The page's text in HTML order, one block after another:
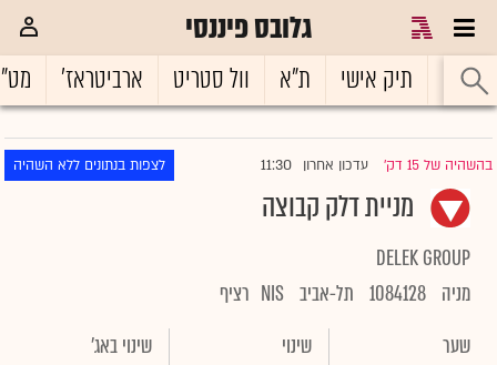
גלובס פיננסי
ראשי תיק אישי ת"א וול סטריט ארביטראז'
בהשהיה של 15 דק' |עדכון אחרון 11:30 לצפות בנתונים ללא השהיה
מניית דלק קבוצה
DELEK GROUP
מניה 1084128 תל-אביב NIS רציף
שער
שינוי שינוי באג'